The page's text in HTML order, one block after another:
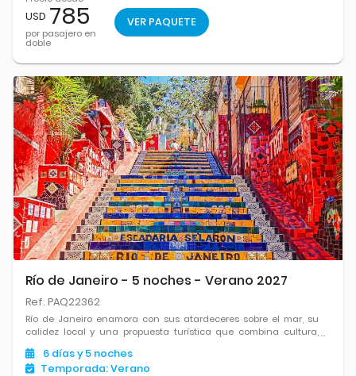
USD 785
por pasajero en
doble
VER PAQUETE
Río de Janeiro - 5 noches - Verano 2027
Ref. PAQ22362
Río de Janeiro enamora con sus atardeceres sobre el mar, su
calidez local y una propuesta turística que combina cultura,
6 díasy 5 noches
Temporada:Verano